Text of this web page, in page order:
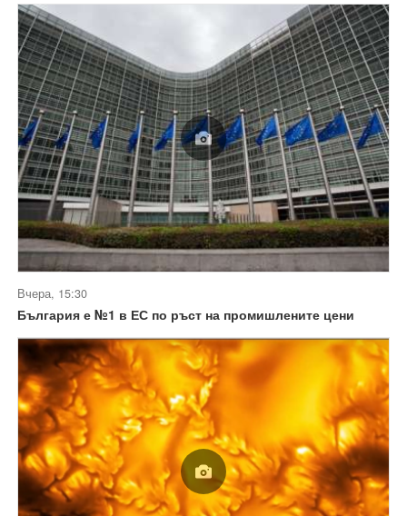
Вчера, 15:30
България е №1 в ЕС по ръст на промишлените цени